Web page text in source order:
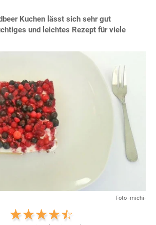
Kuchen lässt sich sehr gut
und leichtes Rezept für viele
Foto -michi-